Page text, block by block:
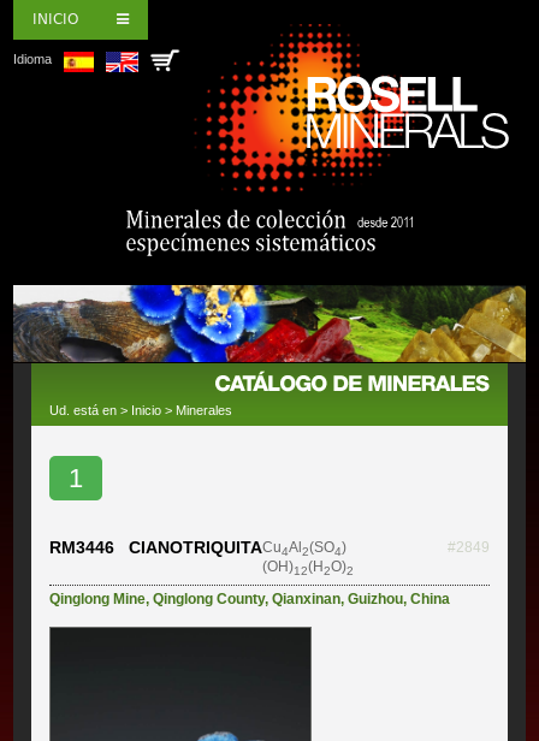
INICIO
Idioma
Ud. está en > Inicio > Minerales
1
RM3446 CIANOTRIQUITACu4Al2(SO4)
(OH)12(H2O)2
#2849
Qinglong Mine,Qinglong County,Qianxinan,Guizhou,China